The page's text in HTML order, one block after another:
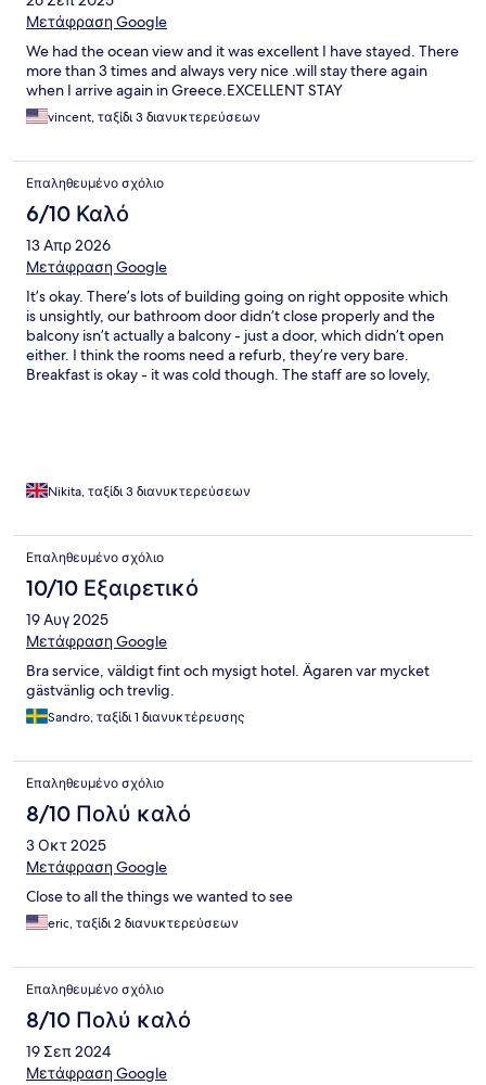
Μετάφραση Google
We had the ocean view and it was excellent I have stayed. There
more than 3 times and always very nice .will stay there again
when I arrive again in Greece.EXCELLENT STAY
vincent, ταξίδι 3 διανυκτερεύσεων
Επαληθευμένο σχόλιο
6/10 Καλό
13 Απρ 2026
Μετάφραση Google
It’s okay. There’s lots of building going on right opposite which
is unsightly, our bathroom door didn’t close properly and the
balcony isn’t actually a balcony - just a door, which didn’t open
either. I think the rooms need a refurb, they’re very bare.
Breakfast is okay - it was cold though. The staff are so lovely,
Nikita, ταξίδι 3 διανυκτερεύσεων
Επαληθευμένο σχόλιο
10/10 Εξαιρετικό
19 Αυγ 2025
Μετάφραση Google
Bra service, väldigt fint och mysigt hotel. Ägaren var mycket
gästvänlig och trevlig.
Sandro, ταξίδι 1 διανυκτέρευσης
Επαληθευμένο σχόλιο
8/10 Πολύ καλό
3 Οκτ 2025
Μετάφραση Google
Close to all the things we wanted to see
eric, ταξίδι 2 διανυκτερεύσεων
Επαληθευμένο σχόλιο
8/10 Πολύ καλό
19 Σεπ 2024
Μετάφραση Google